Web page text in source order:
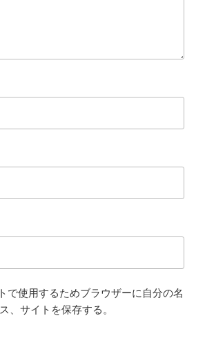
で使用するためブラウザーに自分の名
、サイトを保存する。